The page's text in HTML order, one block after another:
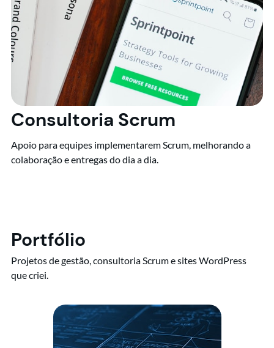
Consultoria Scrum
Apoio para equipes implementarem Scrum, melhorando a
colaboração e entregas do dia a dia.
Portfólio
Projetos de gestão, consultoria Scrum e sites WordPress
que criei.